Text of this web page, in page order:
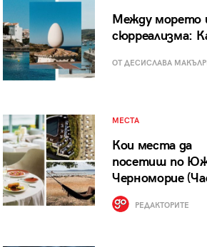
Между морето
сюрреализма:
ОТ ДЕСИСЛАВА
МЕСТА
Кои места да
посетиш по
Черноморие
РЕДАКТОРИТЕ